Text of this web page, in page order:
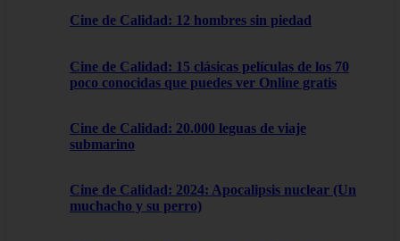
Cine de Calidad: 12 hombres sin piedad
Cine de Calidad: 15 clásicas películas de los 70
poco conocidas que puedes ver Online gratis
Cine de Calidad: 20.000 leguas de viaje
submarino
Cine de Calidad: 2024: Apocalipsis nuclear (Un
muchacho y su perro)